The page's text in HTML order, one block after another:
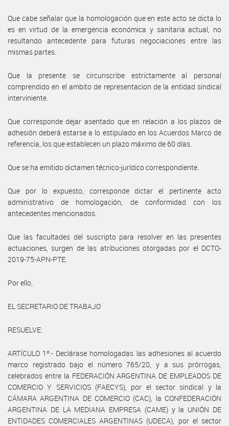
Que cabe señalar que la homologación que en este acto se dicta lo
es en virtud de la emergencia económica y sanitaria actual, no
resultando antecedente para futuras negociaciones entre las
mismas partes.
Que la presente se circunscribe estrictamente al personal
comprendido en el ambito de representacion de la entidad sindical
interviniente.
Que corresponde dejar asentado que en relación a los plazos de
adhesión deberá estarse a lo estipulado en los Acuerdos Marco de
referencia, los que establecen un plazo máximo de 60 días.
Que se ha emitido dictamen técnico-jurídico correspondiente.
Que por lo expuesto, corresponde dictar el pertinente acto
administrativo de homologación, de conformidad con los
antecedentes mencionados.
Que las facultades del suscripto para resolver en las presentes
actuaciones, surgen de las atribuciones otorgadas por el DCTO-
2019-75-APN-PTE.
Por ello,
EL SECRETARIO DE TRABAJO
RESUELVE:
ARTÍCULO 1º.- Declárase homologadas las adhesiones al acuerdo
marco registrado bajo el número 765/20, y a sus prórrogas,
celebrados entre la FEDERACIÓN ARGENTINA DE EMPLEADOS DE
COMERCIO Y SERVICIOS (FAECYS), por el sector sindical y la
CÁMARA ARGENTINA DE COMERCIO (CAC), la CONFEDERACIÓN
ARGENTINA DE LA MEDIANA EMPRESA (CAME) y la UNIÓN DE
ENTIDADES COMERCIALES ARGENTINAS (UDECA), por el sector